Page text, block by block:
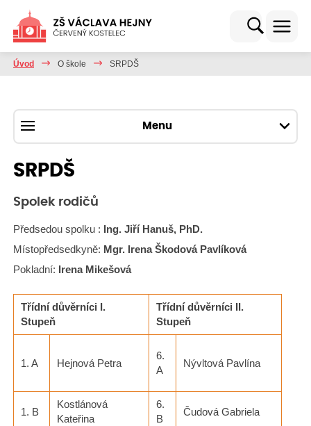
Úvod O škole SRPDŠ
Menu
SRPDŠ
Spolek rodičů
Předsedou spolku : Ing. Jiří Hanuš, PhD.
Místopředsedkyně: Mgr. Irena Škodová Pavlíková
Pokladní: Irena Mikešová
Třídní důvěrníci I.
Stupeň
Třídní důvěrníci II.
Stupeň
1. A Hejnová Petra
6.
A
Nývltová Pavlína
1. B
Kostlánová
Kateřina
6.
B
Čudová Gabriela